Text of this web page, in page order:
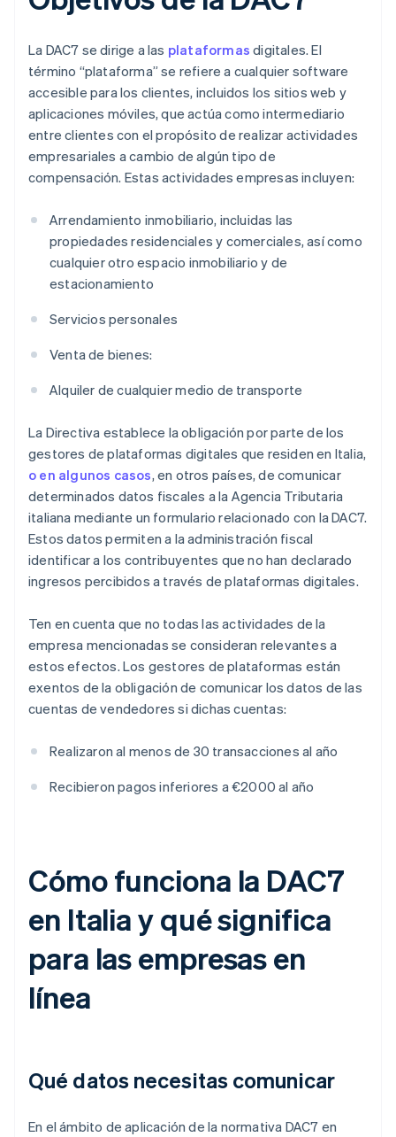
La DAC7 se dirige a las plataformas digitales. El
término “plataforma” se refiere a cualquier software
accesible para los clientes, incluidos los sitios web y
aplicaciones móviles, que actúa como intermediario
entre clientes con el propósito de realizar actividades
empresariales a cambio de algún tipo de
compensación. Estas actividades empresas incluyen:
Arrendamiento inmobiliario, incluidas las
propiedades residenciales y comerciales, así como
cualquier otro espacio inmobiliario y de
estacionamiento
Servicios personales
Venta de bienes:
Alquiler de cualquier medio de transporte
La Directiva establece la obligación por parte de los
gestores de plataformas digitales que residen en Italia,
o en algunos casos, en otros países, de comunicar
determinados datos fiscales a la Agencia Tributaria
italiana mediante un formulario relacionado con la DAC7.
Estos datos permiten a la administración fiscal
identificar a los contribuyentes que no han declarado
ingresos percibidos a través de plataformas digitales.
Ten en cuenta que no todas las actividades de la
empresa mencionadas se consideran relevantes a
estos efectos. Los gestores de plataformas están
exentos de la obligación de comunicar los datos de las
cuentas de vendedores si dichas cuentas:
Realizaron al menos de 30 transacciones al año
Recibieron pagos inferiores a €2000 al año
Cómo funciona la DAC7
en Italia y qué significa
para las empresas en
línea
Qué datos necesitas comunicar
En el ámbito de aplicación de la normativa DAC7 en